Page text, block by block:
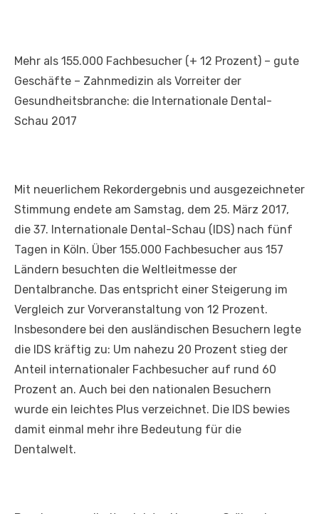
Mehr als 155.000 Fachbesucher (+ 12 Prozent) – gute
Geschäfte – Zahnmedizin als Vorreiter der
Gesundheitsbranche: die Internationale Dental-
Schau 2017
Mit neuerlichem Rekordergebnis und ausgezeichneter
Stimmung endete am Samstag, dem 25. März 2017,
die 37. Internationale Dental-Schau (IDS) nach fünf
Tagen in Köln. Über 155.000 Fachbesucher aus 157
Ländern besuchten die Weltleitmesse der
Dentalbranche. Das entspricht einer Steigerung im
Vergleich zur Vorveranstaltung von 12 Prozent.
Insbesondere bei den ausländischen Besuchern legte
die IDS kräftig zu: Um nahezu 20 Prozent stieg der
Anteil internationaler Fachbesucher auf rund 60
Prozent an. Auch bei den nationalen Besuchern
wurde ein leichtes Plus verzeichnet. Die IDS bewies
damit einmal mehr ihre Bedeutung für die
Dentalwelt.